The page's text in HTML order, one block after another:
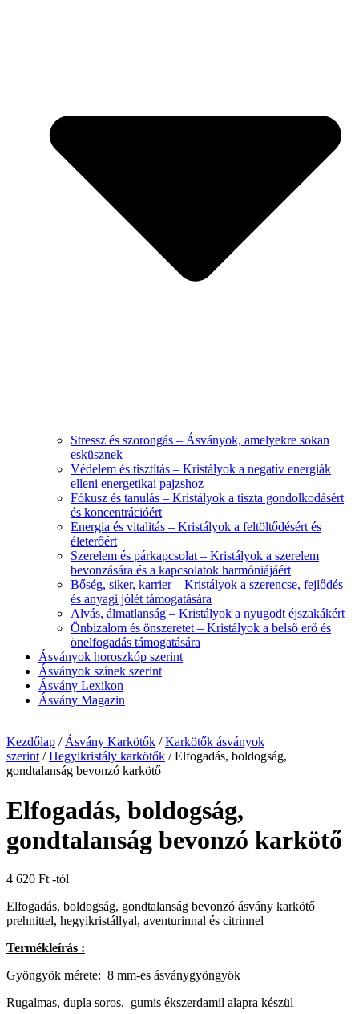
Stressz és szorongás – Ásványok, amelyekre sokan
esküsznek
Védelem és tisztítás – Kristályok a negatív energiák
elleni energetikai pajzshoz
Fókusz és tanulás – Kristályok a tiszta gondolkodásért
és koncentrációért
Energia és vitalitás – Kristályok a feltöltődésért és
életerőért
Szerelem és párkapcsolat – Kristályok a szerelem
bevonzására és a kapcsolatok harmóniájáért
Bőség, siker, karrier – Kristályok a szerencse, fejlődés
és anyagi jólét támogatására
Alvás, álmatlanság – Kristályok a nyugodt éjszakákért
Önbizalom és önszeretet – Kristályok a belső erő és
önelfogadás támogatására
Ásványok horoszkóp szerint
Ásványok színek szerint
Ásvány Lexikon
Ásvány Magazin
Kezdőlap /Ásvány Karkötők /Karkötők ásványok
szerint/Hegyikristály karkötők / Elfogadás, boldogság,
gondtalanság bevonzó karkötő
Elfogadás, boldogság,
gondtalanság bevonzó karkötő
4 620 Ft -tól
Elfogadás, boldogság, gondtalanság bevonzó ásvány karkötő
prehnittel, hegyikristállyal, aventurinnal és citrinnel
Termékleírás :
Gyöngyök mérete: 8 mm-es ásványgyöngyök
Rugalmas, dupla soros, gumis ékszerdamil alapra készül